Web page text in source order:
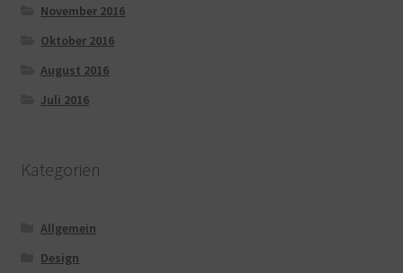
November 2016
Oktober 2016
August 2016
Juli 2016
Kategorien
Allgemein
Design